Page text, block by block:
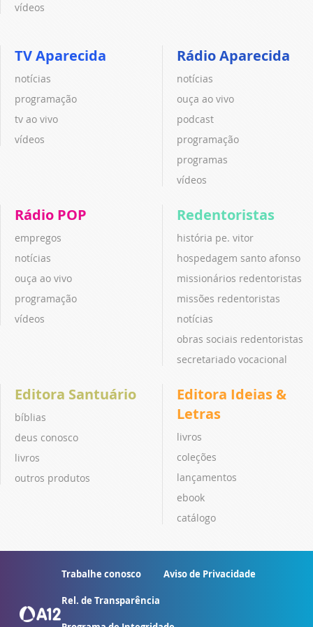
vídeos
TV Aparecida
notícias
programação
tv ao vivo
vídeos
Rádio Aparecida
notícias
ouça ao vivo
podcast
programação
programas
vídeos
Rádio POP
empregos
notícias
ouça ao vivo
programação
vídeos
Redentoristas
história pe. vitor
hospedagem santo afonso
missionários redentoristas
missões redentoristas
notícias
obras sociais redentoristas
secretariado vocacional
Editora Santuário
bíblias
deus conosco
livros
outros produtos
Editora Ideias &
Letras
livros
coleções
lançamentos
ebook
catálogo
Trabalhe conosco Aviso de Privacidade
Rel. de Transparência